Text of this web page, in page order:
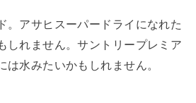
。アサヒスーパードライになれた
しれません。サントリープレミア
は水みたいかもしれません。